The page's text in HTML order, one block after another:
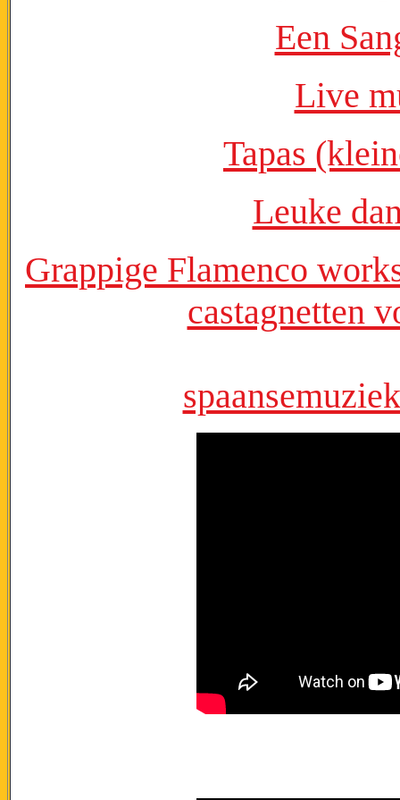
Een
Live
Tapas
Leuke
Grappige Flamenco
castagnetten